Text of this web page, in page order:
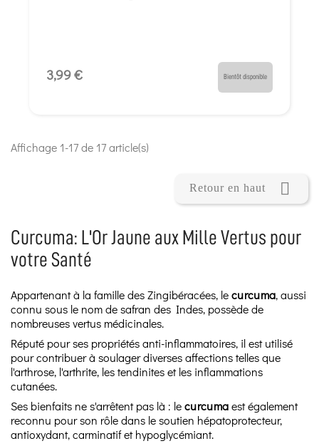
3,99 € Bientôt disponible
Affichage 1-17 de 17 article(s)
Retour en haut 
Curcuma: L'Or Jaune aux Mille Vertus pour
votre Santé
Appartenant à la famille des Zingibéracées, lecurcuma, aussi
connu sous le nom de safran des Indes, possède de
nombreuses vertus médicinales.
Réputé pour ses propriétés anti-inflammatoires, il est utilisé
pour contribuer à soulager diverses affections telles que
l'arthrose, l'arthrite, les tendinites et les inflammations
cutanées.
Ses bienfaits ne s'arrêtent pas là : lecurcumaest également
reconnu pour son rôle dans le soutien hépatoprotecteur,
antioxydant, carminatif et hypoglycémiant.